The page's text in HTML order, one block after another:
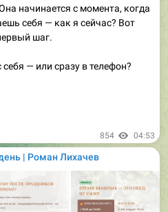
шаг.
— или сразу в телефон?
| Роман Лихачев